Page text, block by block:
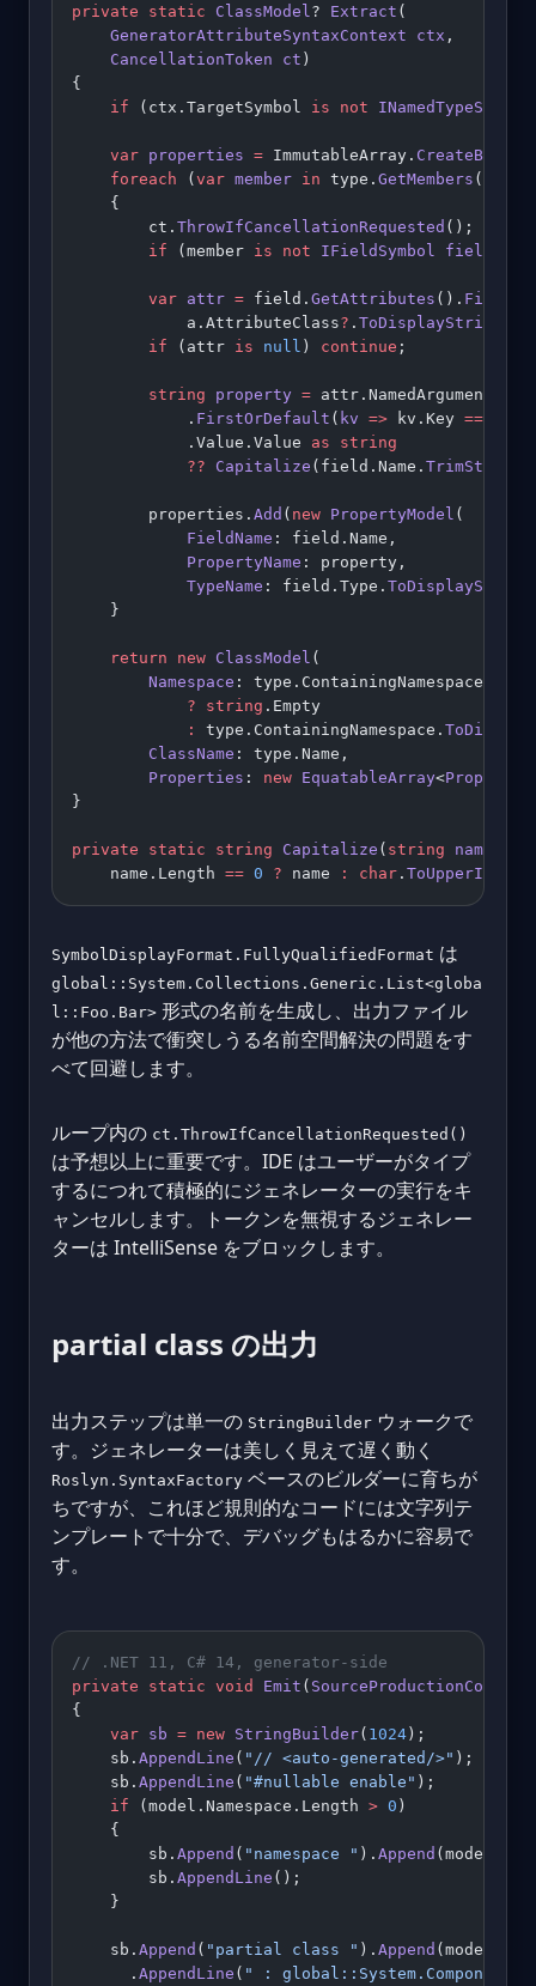
private static ClassModel ? Extract (
    GeneratorAttributeSyntaxContext
ctx ,
    CancellationToken
ct )
{
    if
(ctx.TargetSymbol is not INamedTypeSymbol
    var
properties = ImmutableArray.
    foreach
( var member in type. GetMembers ())
    {
        ct.
ThrowIfCancellationRequested ();
        if
(member is not IFieldSymbol field
        var
attr = field. GetAttributes ().
            a.AttributeClass
? . ToDisplayString
        if
(attr is null ) continue ;
        string
property = attr.NamedArguments
            .
FirstOrDefault ( kv => kv.Key ==
            .Value.Value
as string
            ??
Capitalize (field.Name. TrimStart
        properties.
Add ( new PropertyModel (
            FieldName
: field.Name,
            PropertyName
: property,
            TypeName
: field.Type. ToDisplayString
    }
    return
new ClassModel (
        Namespace
:
            ?
string .Empty
            :
type.ContainingNamespace.
        ClassName
: type.Name,
        Properties
: new EquatableArray<
}
private static string Capitalize ( string name
    name.Length
== 0 ? name : char .
SymbolDisplayFormat.FullyQualifiedFormat は
global::System.Collections.Generic.List<globa
l::Foo.Bar> 形式の名前を生成し、出力ファイル
が他の方法で衝突しうる名前空間解決の問題をす
べて回避します。
ループ内の ct.ThrowIfCancellationRequested()
は予想以上に重要です。IDE はユーザーがタイプ
するにつれて積極的にジェネレーターの実行をキ
ャンセルします。トークンを無視するジェネレー
ターは IntelliSense をブロックします。
partial class の出力
出力ステップは単一の StringBuilder ウォークで
す。ジェネレーターは美しく見えて遅く動く
Roslyn.SyntaxFactory ベースのビルダーに育ちが
ちですが、これほど規則的なコードには文字列テ
ンプレートで十分で、デバッグもはるかに容易で
す。
// .NET 11, C# 14, generator-side
private static void Emit ( SourceProductionContext
{
    var
sb = new StringBuilder( 1024);
    sb.
AppendLine ( "// <auto-generated/>" );
    sb.
AppendLine ( "#nullable enable" );
    if
(model.Namespace.Length > 0 )
    {
        sb.
Append ( "namespace " ). Append
        sb.
AppendLine ();
    }
    sb.
Append ( "partial class " ). Append
      .
AppendLine ( " :